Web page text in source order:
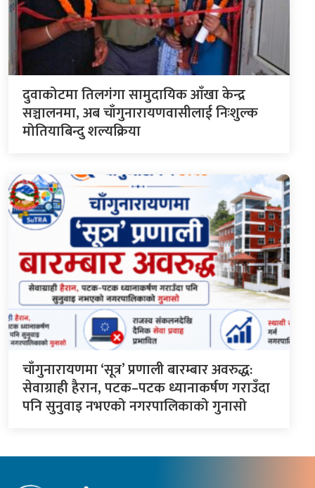
दुवाकोटमा तिलगंगा सामुदायिक आँखा केन्द्र
सञ्चालनमा, अब चाँगुनारायणवासीलाई निःशुल्क
मोतियाबिन्दु शल्यक्रिया
चाँगुनारायणमा ‘सूत्र’ प्रणाली बारम्बार अवरुद्ध:
सेवाग्राही हैरान, पटक–पटक ध्यानाकर्षण गराउँदा
पनि सुनुवाइ नभएको नगरपालिकाको गुनासो